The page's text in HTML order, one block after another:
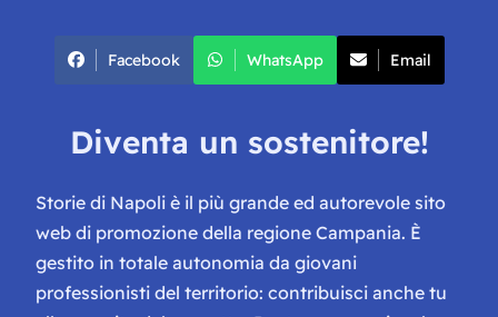
Facebook WhatsApp Email
Diventa un sostenitore!
Storie di Napoli è il più grande ed autorevole sito
web di promozione della regione Campania. È
gestito in totale autonomia da giovani
professionisti del territorio: contribuisci anche tu